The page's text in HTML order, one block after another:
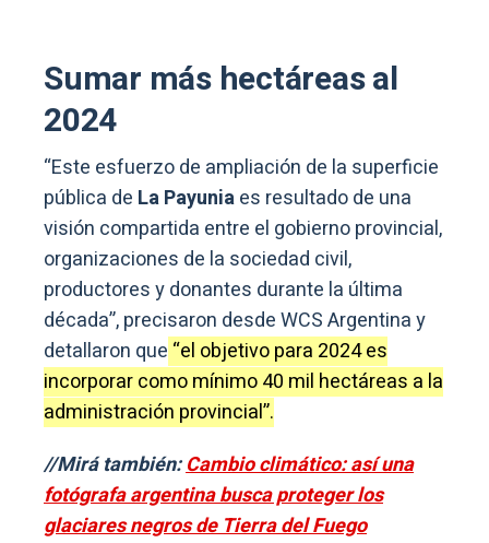
Sumar más hectáreas al
2024
“Este esfuerzo de ampliación de la superficie
pública de La Payuniaes resultado de una
visión compartida entre el gobierno provincial,
organizaciones de la sociedad civil,
productores y donantes durante la última
década”, precisaron desde WCS Argentina y
detallaron que “el objetivo para 2024 es
incorporar como mínimo 40 mil hectáreas a la
administración provincial”.
//Mirá también:Cambio climático: así una
fotógrafa argentina busca proteger los
glaciares negros de Tierra del Fuego